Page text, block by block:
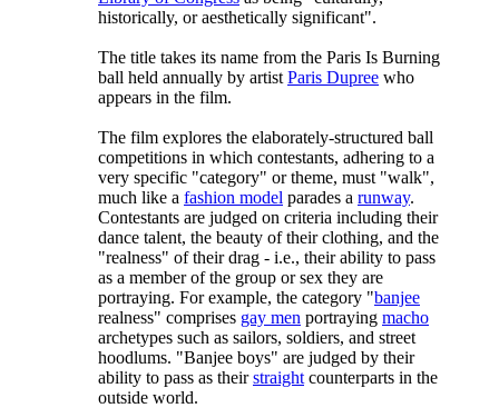
historically, or aesthetically significant".
The title takes its name from the Paris Is Burning
ball held annually by artist Paris Dupree who
appears in the film.
The film explores the elaborately-structured ball
competitions in which contestants, adhering to a
very specific "category" or theme, must "walk",
much like a fashion model parades a runway.
Contestants are judged on criteria including their
dance talent, the beauty of their clothing, and the
"realness" of their drag - i.e., their ability to pass
as a member of the group or sex they are
portraying. For example, the category "banjee
realness" comprises gay men portraying macho
archetypes such as sailors, soldiers, and street
hoodlums. "Banjee boys" are judged by their
ability to pass as theirstraight counterparts in the
outside world.